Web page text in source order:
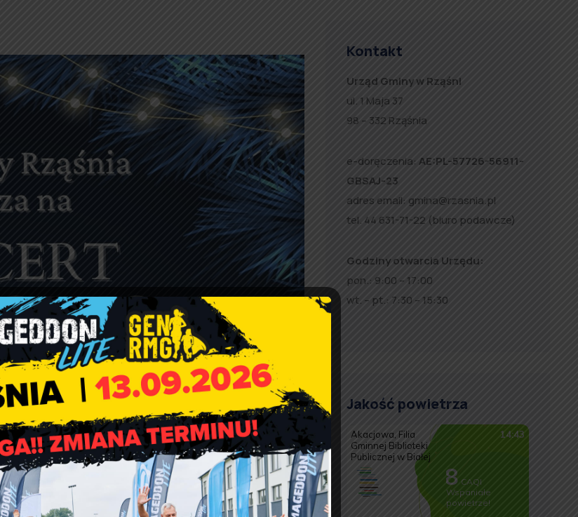
Kontakt
Urząd Gminy w Rząśni
ul. 1 Maja 37
98 – 332 Rząśnia
e-doręczenia: AE:PL-57726-56911-
GBSAJ-23
adres email: gmina@rzasnia.pl
tel. 44 631-71-22 (biuro podawcze)
Godziny otwarcia Urzędu:
pon.: 9:00 – 17:00
wt. – pt.: 7:30 – 15:30
Jakość powietrza